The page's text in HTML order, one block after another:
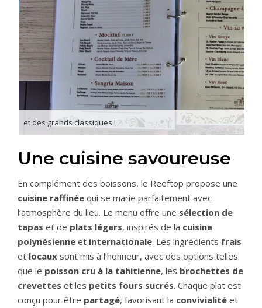
et des grands classiques !
Une cuisine savoureuse
En complément des boissons, le Reeftop propose une
cuisine raffinée qui se marie parfaitement avec
l’atmosphère du lieu. Le menu offre une sélection de
tapas et de plats légers, inspirés de la cuisine
polynésienne et internationale. Les ingrédients frais
et locaux sont mis à l’honneur, avec des options telles
que le poisson cru à la tahitienne, les brochettes de
crevettes et les petits fours sucrés. Chaque plat est
conçu pour être partagé, favorisant la convivialité et